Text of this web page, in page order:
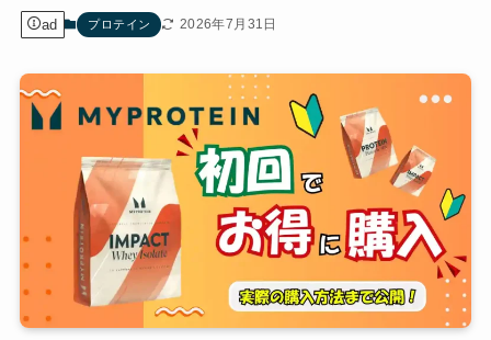
ad プロテイン 2026年7月31日